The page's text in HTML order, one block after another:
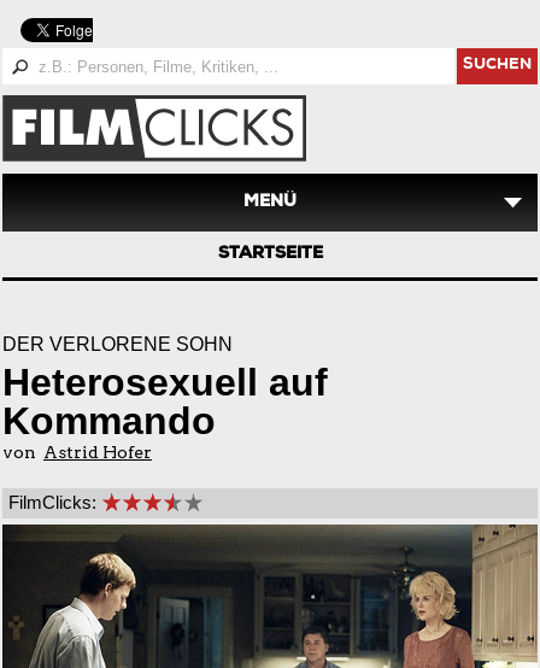
SUCHEN
MENÜ
STARTSEITE
DER VERLORENE SOHN
Heterosexuell auf
Kommando
von Astrid Hofer
FilmClicks: